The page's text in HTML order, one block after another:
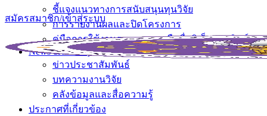
สมัครสมาชิก/เข้าสู่ระบบ
ชี้แจงแนวทางการสนับสนุนทุนวิจัย
การรายงานผลและปิดโครงการ
คู่มือการใช้งานระบบลงลายมือชื่ออิเล็กทรอนิกส์
News & Activity
ข่าวประชาสัมพันธ์
บทความงานวิจัย
คลังข้อมูลและสื่อความรู้
ประกาศที่เกี่ยวข้อง